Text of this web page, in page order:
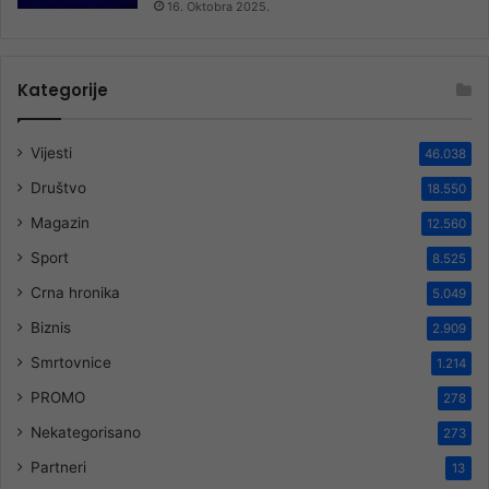
16. Oktobra 2025.
Kategorije
Vijesti 46.038
Društvo 18.550
Magazin 12.560
Sport 8.525
Crna hronika 5.049
Biznis 2.909
Smrtovnice 1.214
PROMO 278
Nekategorisano 273
Partneri 13